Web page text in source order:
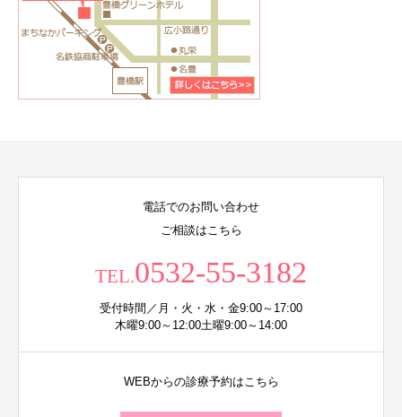
電話でのお問い合わせ
ご相談はこちら
TEL.0532-55-3182
受付時間／月・火・水・金9:00～17:00
木曜9:00～12:00土曜9:00～14:00
WEBからの診療予約はこちら